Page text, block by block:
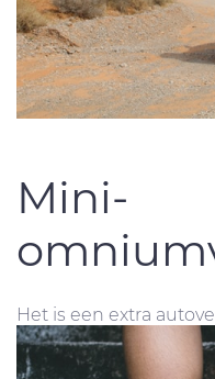
Mini-
Het is een extra